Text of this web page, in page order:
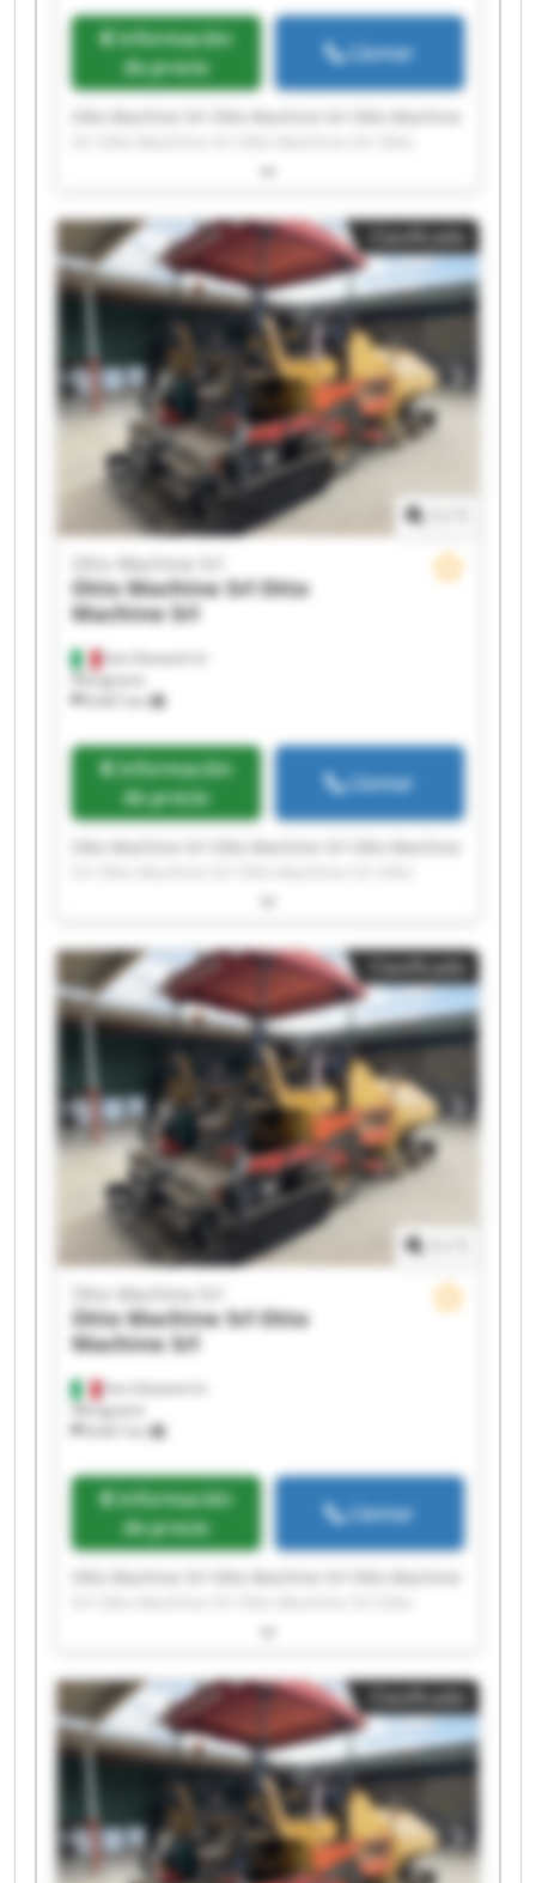
Información
de precio
Llamar
Otto Machine Srl Otto Machine Srl Otto Machine
Machine Srl Otto Machine Srl Otto Machine Srl
Srl Otto Machine Srl Otto Machine Srl Otto
Machine Srl Otto Machine Srl Otto Machine Srl
Otto Machine Srl Otto Machine Srl Otto Machine
Srl Otto Machine Srl
Clasificado
San Giovanni In
Marignano
8.667 km
Otto Machine Srl
Otto Machine SrlOtto
Machine Srl
Información
de precio
Llamar
Otto Machine Srl Otto Machine Srl Otto Machine
Machine Srl Otto Machine Srl Otto Machine Srl
Srl Otto Machine Srl Otto Machine Srl Otto
Machine Srl Otto Machine Srl Otto Machine Srl
Otto Machine Srl Otto Machine Srl Otto Machine
Srl Otto Machine Srl
Clasificado
San Giovanni In
Marignano
8.667 km
Otto Machine Srl
Otto Machine SrlOtto
Machine Srl
Información
de precio
Llamar
Otto Machine Srl Otto Machine Srl Otto Machine
Machine Srl Otto Machine Srl Otto Machine Srl
Srl Otto Machine Srl Otto Machine Srl Otto
Machine Srl Otto Machine Srl Otto Machine Srl
Otto Machine Srl Otto Machine Srl Otto Machine
Srl Otto Machine Srl
Clasificado